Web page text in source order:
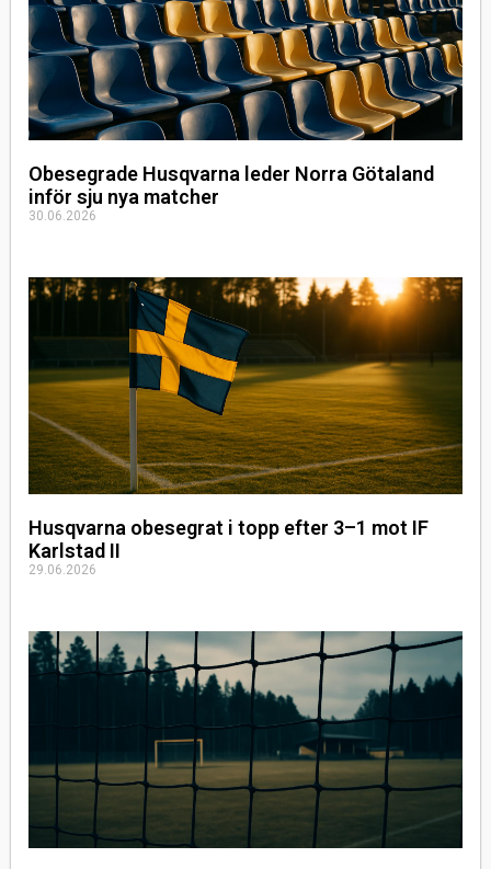
Obesegrade Husqvarna leder Norra Götaland
inför sju nya matcher
30.06.2026
Husqvarna obesegrat i topp efter 3–1 mot IF
Karlstad II
29.06.2026